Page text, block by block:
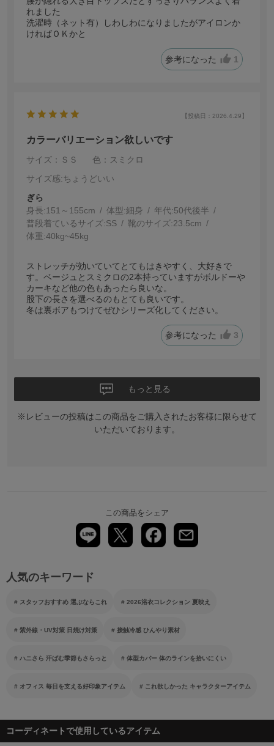
れました
洗濯時（ネット有）しわしわになりましたがアイロンか
ければＯＫかと
参考になった 1
【投稿日：2026.4.29】
カラーバリエーション欲しいです
サイズ：ＳＳ
色：スミクロ
サイズ感:ちょうどいい
ぎら
身長:151～155cm 体型:細身 年代:50代後半
普段着ているサイズ:SS 靴のサイズ:23.5cm
体重:40kg~45kg
ストレッチが効いていてとてもはきやすく、大好きで
す。ベージュとスミクロの2本持っていますがボルドー
カーキなど他の色もあったら良いな。
股下の長さを選べるのもとても良いです。
冬は裏ボアもつけてぜひシリーズ化してください。
参考になった 3
もっと見る
※レビューの投稿はこの商品をご購入されたお客様に限らせて
いただいております。
この商品をシェア
人気のキーワード
スタッフおすすめ 選ぶならこれ 2026浴衣コレクション 夏映え
紫外線・UV対策 日焼け対策 接触冷感 ひんやり素材
ハニさら 汗ばむ季節もさらっと 体型カバー 体のラインを拾いにくい
オフィス 毎日を支える好印象アイテム これ欲しかった キャラクターアイテム
コーディネートで使用しているアイテム